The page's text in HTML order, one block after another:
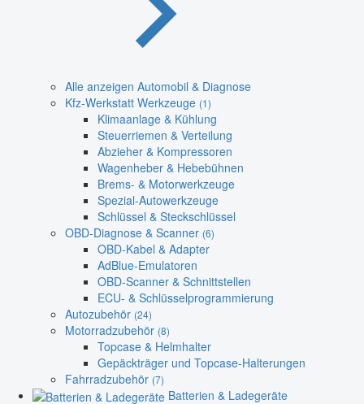
Alle anzeigen Automobil & Diagnose
Kfz-Werkstatt Werkzeuge (1)
Klimaanlage & Kühlung
Steuerriemen & Verteilung
Abzieher & Kompressoren
Wagenheber & Hebebühnen
Brems- & Motorwerkzeuge
Spezial-Autowerkzeuge
Schlüssel & Steckschlüssel
OBD-Diagnose & Scanner (6)
OBD-Kabel & Adapter
AdBlue-Emulatoren
OBD-Scanner & Schnittstellen
ECU- & Schlüsselprogrammierung
Autozubehör (24)
Motorradzubehör (8)
Topcase & Helmhalter
Gepäckträger und Topcase-Halterungen
Fahrradzubehör (7)
Batterien & Ladegeräte